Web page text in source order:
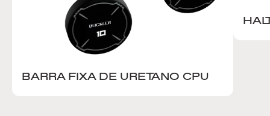
BARRA FIXA DE URETANO CPU